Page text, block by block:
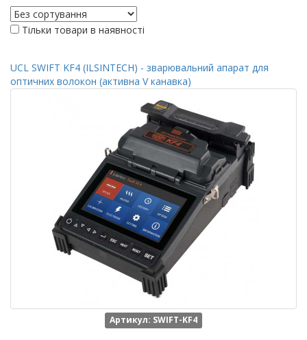
Тільки товари в наявності
UCL SWIFT KF4 (ILSINTECH) - зварювальний апарат для
оптичних волокон (активна V канавка)
Артикул: SWIFT-KF4